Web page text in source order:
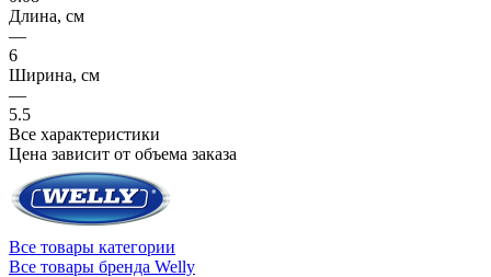
Длина, см
—
6
Ширина, см
—
5.5
Все характеристики
Цена зависит от объема заказа
Все товары категории
Все товары бренда Welly